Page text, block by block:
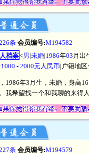
条会员编号:M194582
档案<男|未婚|1986年03 月出
1000 - 2000元人民币|户籍地区:
1986年3月生，未婚，身高
我希望找一个和我聊的来得
条会员编号:M194579